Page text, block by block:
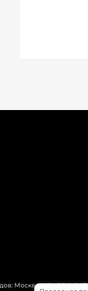
Москвич, OMODA,